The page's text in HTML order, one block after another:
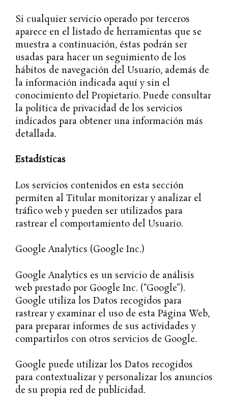
Si cualquier servicio operado por terceros
aparece en el listado de herramientas que se
muestra a continuación, éstas podrán ser
usadas para hacer un seguimiento de los
hábitos de navegación del Usuario, además de
la información indicada aquí y sin el
conocimiento del Propietario. Puede consultar
la política de privacidad de los servicios
indicados para obtener una información más
detallada.
Estadísticas
Los servicios contenidos en esta sección
permiten al Titular monitorizar y analizar el
tráfico web y pueden ser utilizados para
rastrear el comportamiento del Usuario.
Google Analytics (Google Inc.)
Google Analytics es un servicio de análisis
web prestado por Google Inc. (“Google”).
Google utiliza los Datos recogidos para
rastrear y examinar el uso de esta Página Web,
para preparar informes de sus actividades y
compartirlos con otros servicios de Google.
Google puede utilizar los Datos recogidos
para contextualizar y personalizar los anuncios
de su propia red de publicidad.